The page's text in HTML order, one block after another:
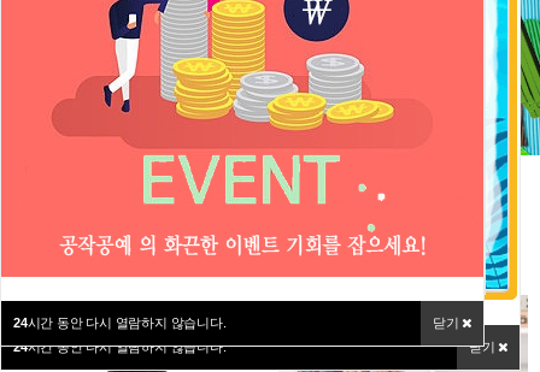
24시간 동안 다시 열람하지 않습니다. 닫기
24시간 동안 다시 열람하지 않습니다. 닫기